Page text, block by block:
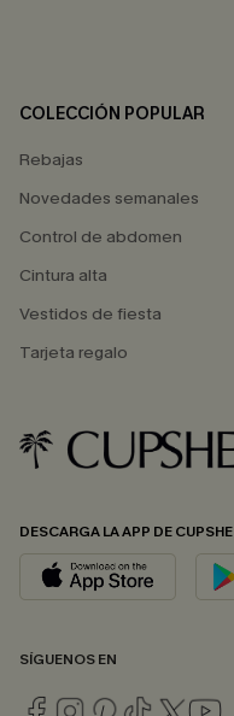
COLECCIÓN POPULAR
Rebajas
Novedades semanales
Control de abdomen
Cintura alta
Vestidos de fiesta
Tarjeta regalo
DESCARGA LA APP DE CUPSHE
SÍGUENOS EN